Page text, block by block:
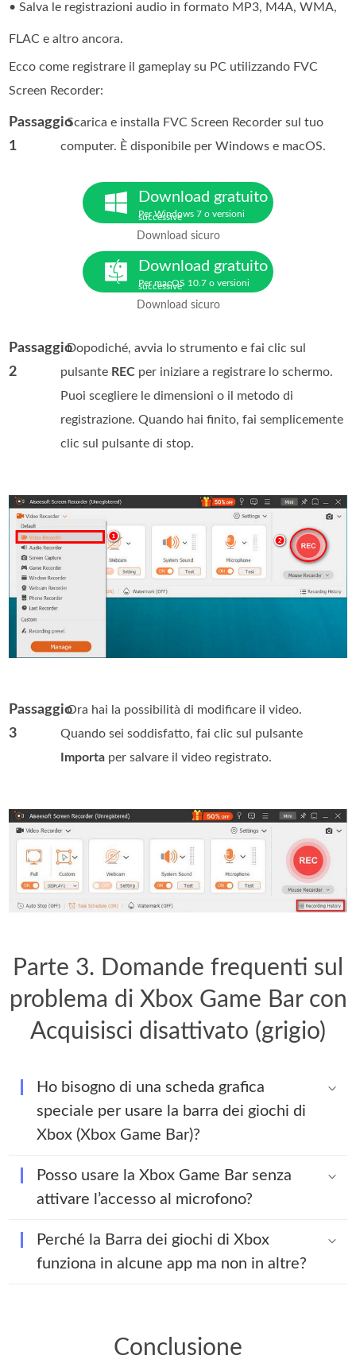
• Salva le registrazioni audio in formato MP3, M4A, WMA,
FLAC e altro ancora.
Ecco come registrare il gameplay su PC utilizzando FVC
Screen Recorder:
Passaggio
1
. Scarica e installa FVC Screen Recorder sul tuo
computer. È disponibile per Windows e macOS.
Download gratuito
Per Windows 7 o versioni
successive
Download sicuro
Download gratuito
Per macOS 10.7 o versioni
successive
Download sicuro
Passaggio
2
. Dopodiché, avvia lo strumento e fai clic sul
pulsante REC per iniziare a registrare lo schermo.
Puoi scegliere le dimensioni o il metodo di
registrazione. Quando hai finito, fai semplicemente
clic sul pulsante di stop.
Passaggio
3
. Ora hai la possibilità di modificare il video.
Quando sei soddisfatto, fai clic sul pulsante
Importa per salvare il video registrato.
Parte 3. Domande frequenti sul
problema di Xbox Game Bar con
Acquisisci disattivato (grigio)
Ho bisogno di una scheda grafica
speciale per usare la barra dei giochi di
Xbox (Xbox Game Bar)?
Posso usare la Xbox Game Bar senza
attivare l’accesso al microfono?
Perché la Barra dei giochi di Xbox
funziona in alcune app ma non in altre?
Conclusione